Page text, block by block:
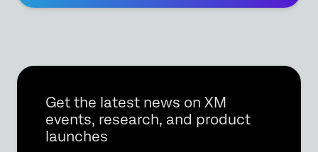
Get the latest news on XM
events, research, and product
launches